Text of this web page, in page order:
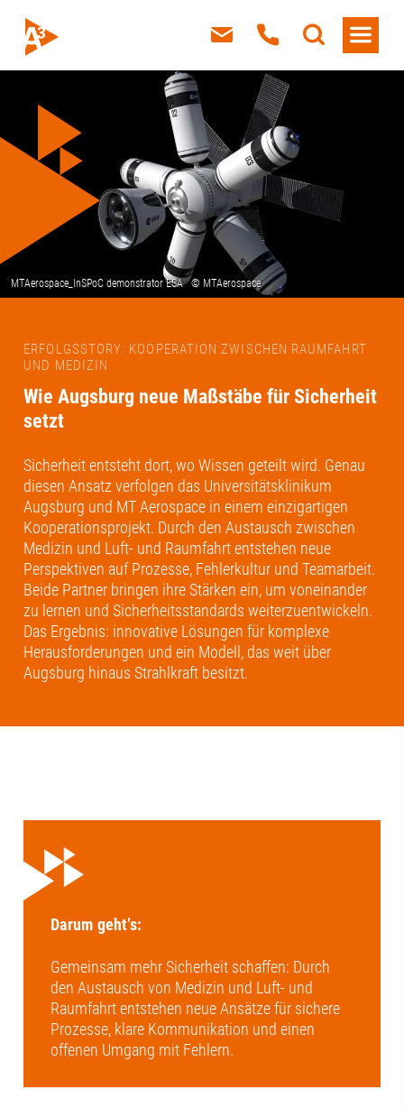
Diesen Beitrag teilen
ERFOLGSSTORY: KOOPERATION ZWISCHEN RAUMFAHRT
UND MEDIZIN
Wie Augsburg neue Maßstäbe für Sicherheit
setzt
Sicherheit entsteht dort, wo Wissen geteilt wird. Genau
diesen Ansatz verfolgen das Universitätsklinikum
Augsburg und MT Aerospace in einem einzigartigen
Kooperationsprojekt. Durch den Austausch zwischen
Medizin und Luft- und Raumfahrt entstehen neue
Perspektiven auf Prozesse, Fehlerkultur und Teamarbeit.
Beide Partner bringen ihre Stärken ein, um voneinander
zu lernen und Sicherheitsstandards weiterzuentwickeln.
Das Ergebnis: innovative Lösungen für komplexe
Herausforderungen und ein Modell, das weit über
Augsburg hinaus Strahlkraft besitzt.
Darum geht’s:
Gemeinsam mehr Sicherheit schaffen: Durch
den Austausch von Medizin und Luft- und
Raumfahrt entstehen neue Ansätze für sichere
Prozesse, klare Kommunikation und einen
offenen Umgang mit Fehlern.